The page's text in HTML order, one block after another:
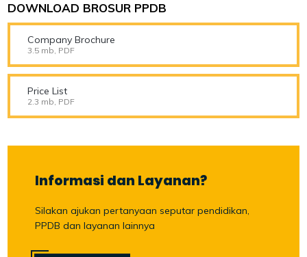
DOWNLOAD BROSUR PPDB
Company Brochure
3.5 mb, PDF
Price List
2.3 mb, PDF
Informasi dan Layanan?
Silakan ajukan pertanyaan seputar pendidikan,
PPDB dan layanan lainnya